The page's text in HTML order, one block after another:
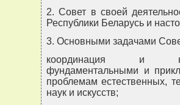
2. Совет в своей
Республики Беларусь и
3. Основными задачами
координация и
фундаментальными и
проблемам естественных,
наук и искусств;